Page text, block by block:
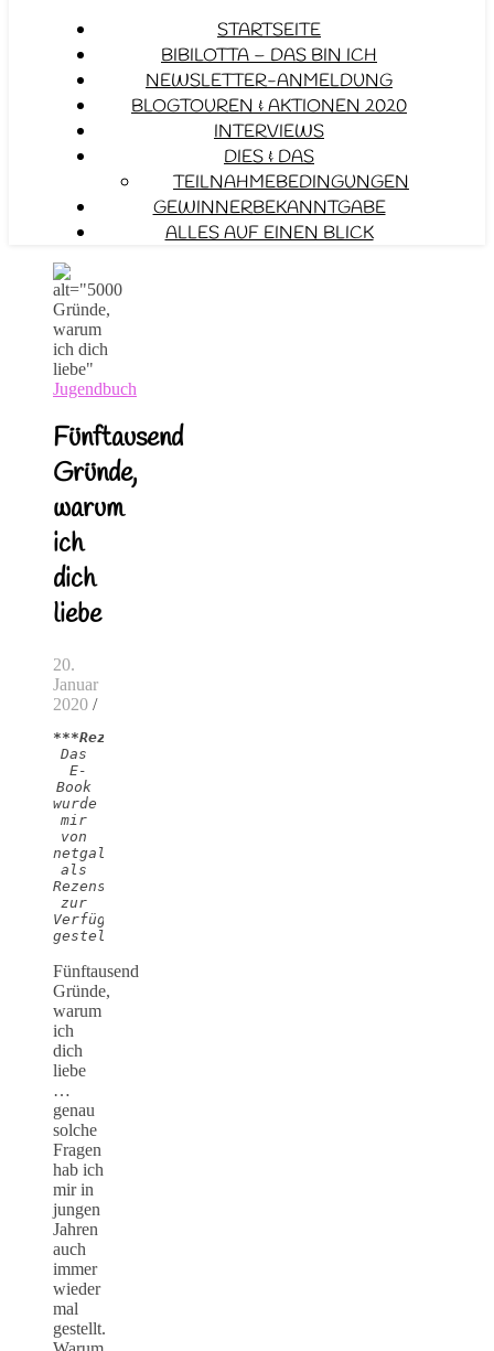
STARTSEITE
BIBILOTTA – DAS BIN ICH
NEWSLETTER-ANMELDUNG
BLOGTOUREN & AKTIONEN 2020
INTERVIEWS
DIES & DAS
TEILNAHMEBEDINGUNGEN
GEWINNERBEKANNTGABE
ALLES AUF EINEN BLICK
Jugendbuch
Fünftausend
Gründe,
warum
ich
dich
liebe
20.
Januar
2020 /
***Rezensionsexemplar***
Das
E-
Book
wurde
mir
von
netgalley
als
Rezensionsexemplar
zur
Verfügung
gestellt!
Fünftausend
Gründe,
warum
ich
dich
liebe
…
genau
solche
Fragen
hab ich
mir in
jungen
Jahren
auch
immer
wieder
mal
gestellt.